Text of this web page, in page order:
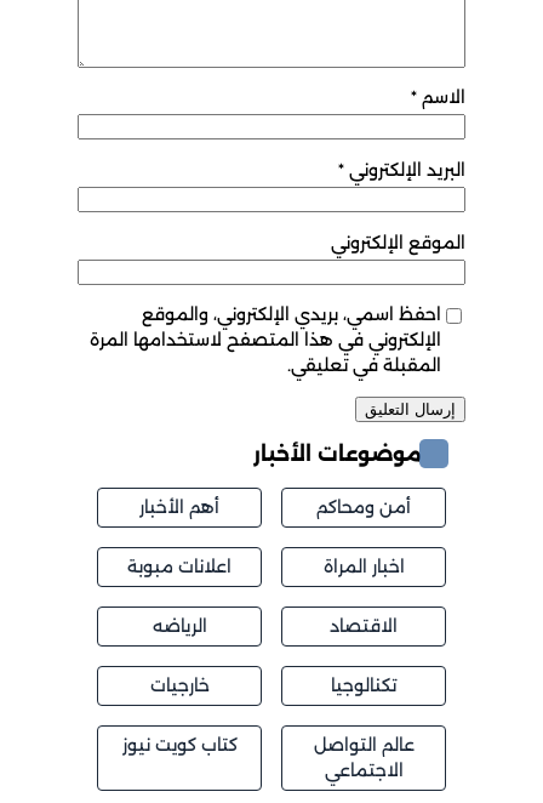
الاسم *
البريد الإلكتروني *
الموقع الإلكتروني
احفظ اسمي، بريدي الإلكتروني، والموقع
الإلكتروني في هذا المتصفح لاستخدامها المرة
المقبلة في تعليقي.
موضوعات الأخبار
أمن ومحاكم أهم الأخبار
اخبار المراة اعلانات مبوبة
الاقتصاد الرياضه
تكنالوجيا خارجيات
عالم التواصل
الاجتماعي
كتاب كويت نيوز